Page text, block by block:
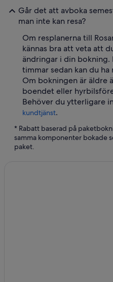
Går det att avboka
man inte kan resa?
Om resplanerna till
kännas bra att veta att
ändringar i din
timmar sedan kan du
Om bokningen är äldre
boendet eller
Behöver du ytterligare
kundtjänst.
* Rabatt baserad på
samma komponenter bokade
paket.